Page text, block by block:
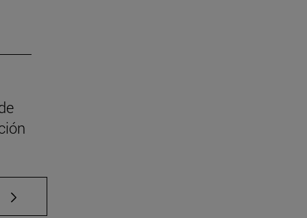
TAB para desplazarse.